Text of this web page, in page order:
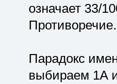
означает 33/
Противоречие.
Парадокс
выбираем 1А